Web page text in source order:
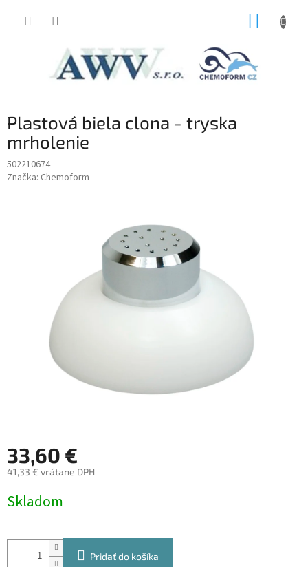
Plastová biela clona - tryska
mrholenie
502210674
Značka: Chemoform
33,60 €
41,33 € vrátane DPH
cena:
Skladom
Pridať do košíka